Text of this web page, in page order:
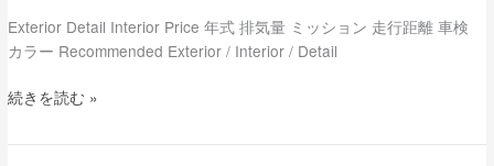
Exterior Detail Interior Price 年式 排気量 ミッション 走行距離 車検
カラー Recommended Exterior / Interior / Detail
続きを読む »